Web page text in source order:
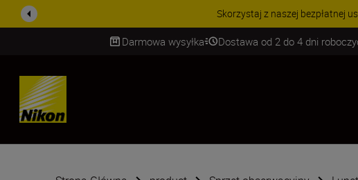
PROMOCJA NA AKCESORIA |
Darmowa wysyłka Dostawa od 2 do 4 dni
SKIP